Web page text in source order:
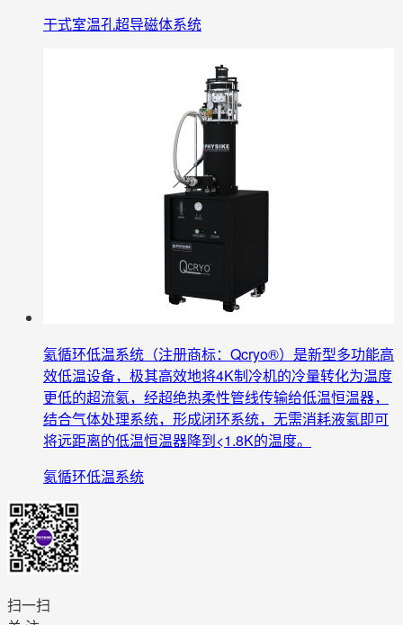
干式室温孔超导磁体系统
氦循环低温系统（注册商标：Qcryo®）是新型多功能高
效低温设备，极其高效地将4K制冷机的冷量转化为温度
更低的超流氦，经超绝热柔性管线传输给低温恒温器，
结合气体处理系统，形成闭环系统，无需消耗液氦即可
将远距离的低温恒温器降到<1.8K的温度。
氦循环低温系统
扫一扫